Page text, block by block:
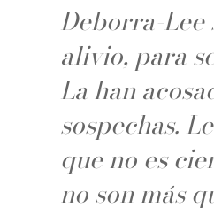
Deborra-Lee
alivio, para
La han
sospechas.
que no es
no son más